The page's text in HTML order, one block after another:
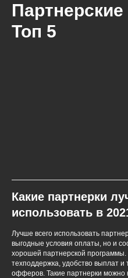
Топ 5
Какие партнерки
использовать в
Лучше всего использовать
выгодные условия оплаты, но и
хорошей партнерской
техподдержка, удобство выплат
офферов. Такие партнерки можно